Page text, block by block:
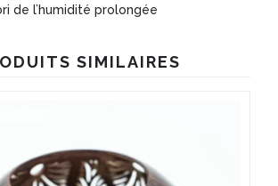
de l’humidité prolongée
SIMILAIRES